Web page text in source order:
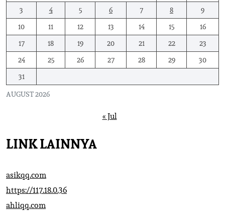
AUGUST 2026
3
4 5 6 7 8
9
10
11 12 13 14 15
16
17
18 19 20 21 22
23
24
25 26 27 28 29
30
31
« Jul
LINK LAINNYA
asikqq.com
https://117.18.0.36
ahliqq.com